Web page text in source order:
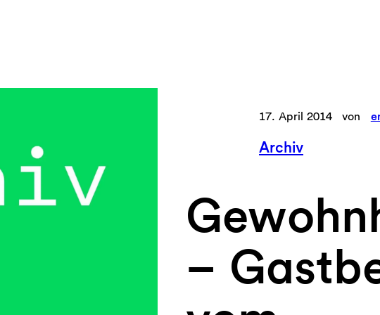
17. April 2014 von
Archiv
–